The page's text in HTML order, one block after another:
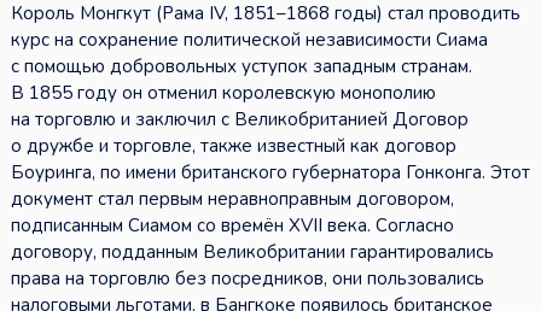
Король Монгкут (Рама IV, 1851–1868 годы) стал проводить
курс на сохранение политической независимости Сиама
с помощью добровольных уступок западным странам.
В 1855 году он отменил королевскую монополию
на торговлю и заключил с Великобританией Договор
о дружбе и торговле, также известный как договор
Боуринга, по имени британского губернатора Гонконга. Этот
документ стал первым неравноправным договором,
подписанным Сиамом со времён XVII века. Согласно
договору, подданным Великобритании гарантировались
права на торговлю без посредников, они пользовались
налоговыми льготами, в Бангкоке появилось британское